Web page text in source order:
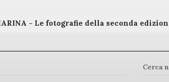
- Le fotografie della seconda
Cerca